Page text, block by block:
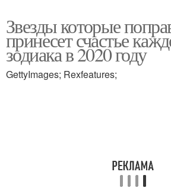
Звезды которые
принесет счастье
зодиака в 2020 году
GettyImages; Rexfeatures;